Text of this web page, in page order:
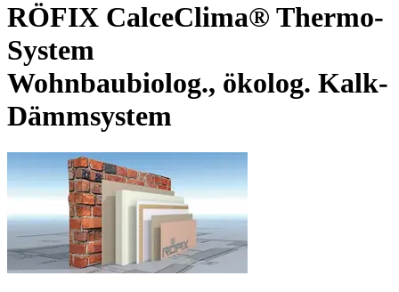
RÖFIX CalceClima® Thermo-
System
Wohnbaubiolog., ökolog. Kalk-
Dämmsystem